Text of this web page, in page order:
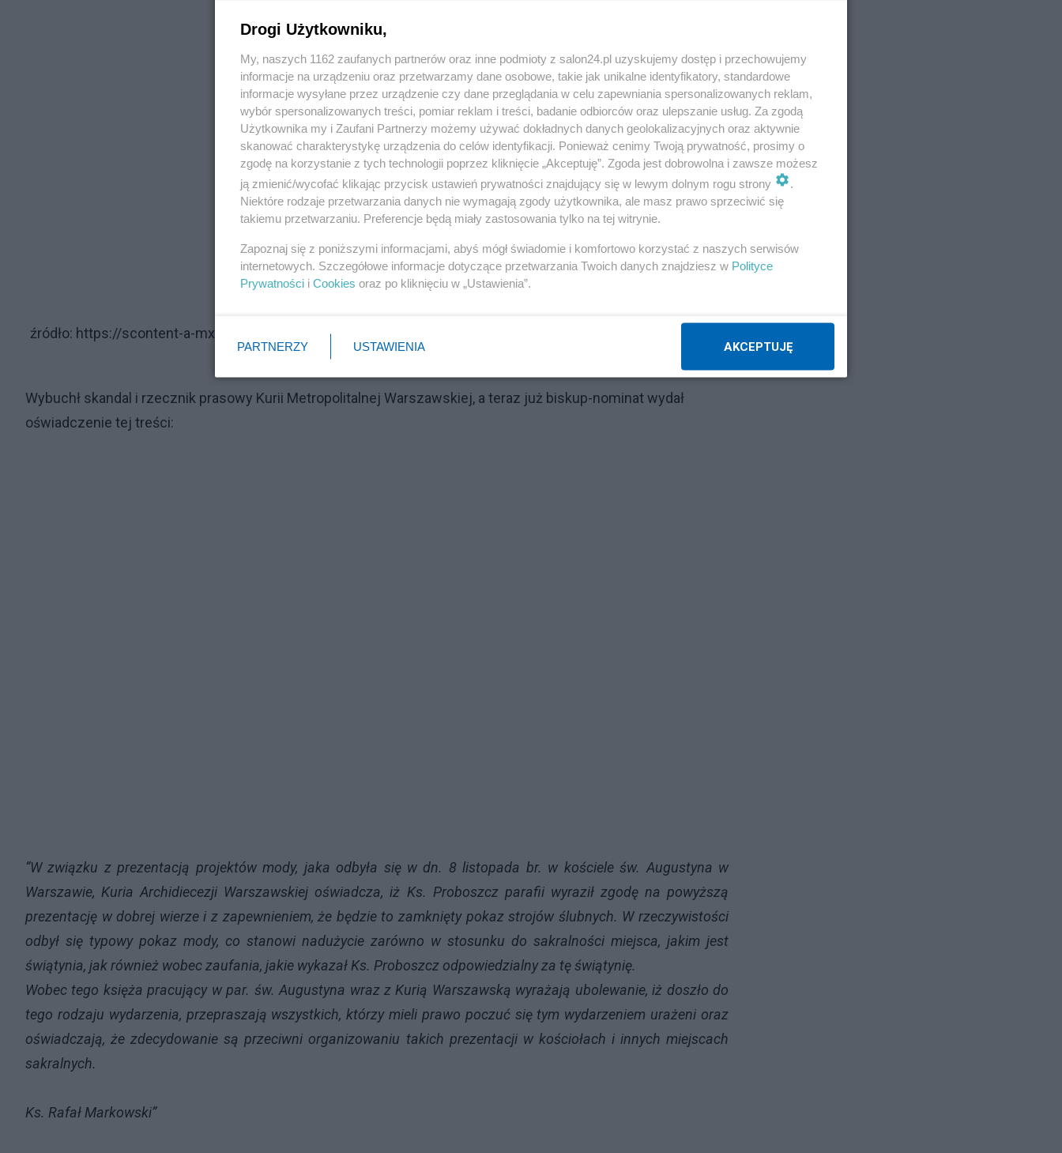
źródło: https://scontent-a-mxp.xx.fbcdn.net/hphotos-prn2/1394403_10152808470802195_1985956024_n.jpg
Wybuchł skandal i rzecznik prasowy Kurii Metropolitalnej Warszawskiej, a teraz już biskup-nominat wydał
oświadczenie tej treści:
“W związku z prezentacją projektów mody, jaka odbyła się w dn. 8 listopada br. w kościele św. Augustyna w
Warszawie, Kuria Archidiecezji Warszawskiej oświadcza, iż Ks. Proboszcz parafii wyraził zgodę na powyższą
prezentację w dobrej wierze i z zapewnieniem, że będzie to zamknięty pokaz strojów ślubnych. W rzeczywistości
odbył się typowy pokaz mody, co stanowi nadużycie zarówno w stosunku do sakralności miejsca, jakim jest
świątynia, jak również wobec zaufania, jakie wykazał Ks. Proboszcz odpowiedzialny za tę świątynię.
Wobec tego księża pracujący w par. św. Augustyna wraz z Kurią Warszawską wyrażają ubolewanie, iż doszło do
tego rodzaju wydarzenia, przepraszają wszystkich, którzy mieli prawo poczuć się tym wydarzeniem urażeni oraz
oświadczają, że zdecydowanie są przeciwni organizowaniu takich prezentacji w kościołach i innych miejscach
sakralnych.
Ks. Rafał Markowski”
Drogi Użytkowniku,
My, naszych 1162 zaufanych partnerów oraz inne podmioty z salon24.pl uzyskujemy dostęp i przechowujemy
informacje na urządzeniu oraz przetwarzamy dane osobowe, takie jak unikalne identyfikatory, standardowe
informacje wysyłane przez urządzenie czy dane przeglądania w celu zapewniania spersonalizowanych reklam,
wybór spersonalizowanych treści, pomiar reklam i treści, badanie odbiorców oraz ulepszanie usług. Za zgodą
Użytkownika my i Zaufani Partnerzy możemy używać dokładnych danych geolokalizacyjnych oraz aktywnie
skanować charakterystykę urządzenia do celów identyfikacji. Ponieważ cenimy Twoją prywatność, prosimy o
zgodę na korzystanie z tych technologii poprzez kliknięcie „Akceptuję”. Zgoda jest dobrowolna i zawsze możesz
ją zmienić/wycofać klikając przycisk ustawień prywatności znajdujący się w lewym dolnym rogu strony
.
Niektóre rodzaje przetwarzania danych nie wymagają zgody użytkownika, ale masz prawo sprzeciwić się
takiemu przetwarzaniu. Preferencje będą miały zastosowania tylko na tej witrynie.
Zapoznaj się z poniższymi informacjami, abyś mógł świadomie i komfortowo korzystać z naszych serwisów
internetowych. Szczegółowe informacje dotyczące przetwarzania Twoich danych znajdziesz w Polityce
Prywatności i Cookies oraz po kliknięciu w „Ustawienia”.
PARTNERZY USTAWIENIA AKCEPTUJĘ